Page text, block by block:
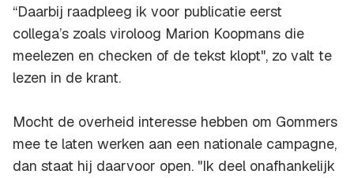
“Daarbij raadpleeg ik voor publicatie eerst
collega’s zoals viroloog Marion Koopmans die
meelezen en checken of de tekst klopt", zo valt te
lezen in de krant.
Mocht de overheid interesse hebben om Gommers
mee te laten werken aan een nationale campagne,
dan staat hij daarvoor open. "Ik deel onafhankelijk